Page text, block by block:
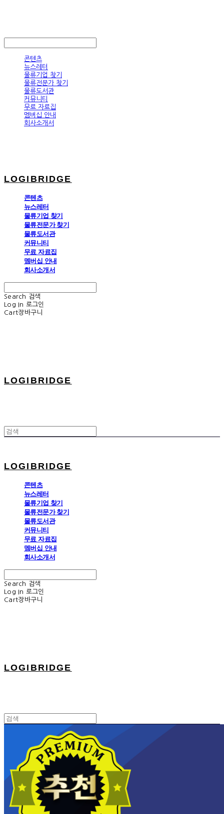
콘텐츠
뉴스레터
물류기업 찾기
물류전문가 찾기
물류도서관
커뮤니티
무료 자료집
멤버십 안내
회사소개서
LOGIBRIDGE
콘텐츠
뉴스레터
물류기업 찾기
물류전문가 찾기
물류도서관
커뮤니티
무료 자료집
멤버십 안내
회사소개서
Search
검색
Log In 로그인
Cart장바구니
LOGIBRIDGE
LOGIBRIDGE
콘텐츠
뉴스레터
물류기업 찾기
물류전문가 찾기
물류도서관
커뮤니티
무료 자료집
멤버십 안내
회사소개서
Search
검색
Log In 로그인
Cart장바구니
LOGIBRIDGE